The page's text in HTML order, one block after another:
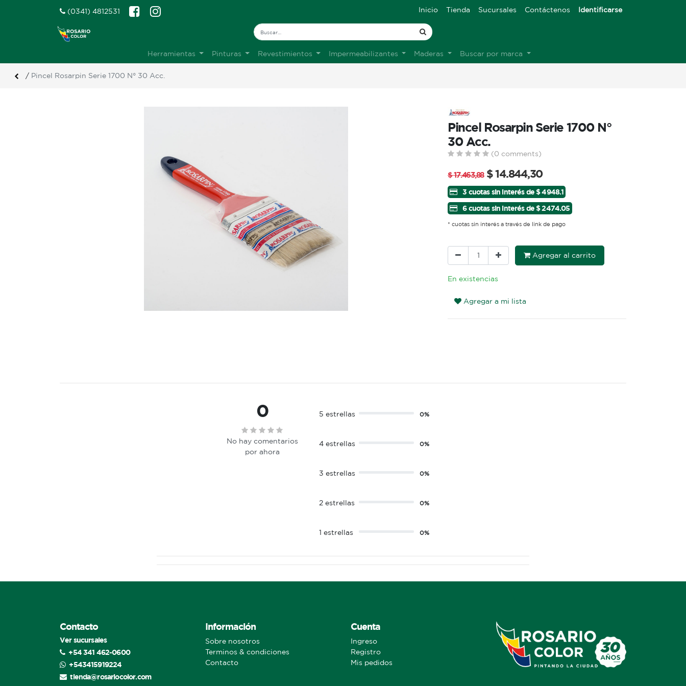
(0341) 4812531 Inicio Tienda Sucursales Contáctenos Identificarse
Herramientas Pinturas Revestimientos Impermeabilizantes Maderas Buscar por marca
/ Pincel Rosarpin Serie 1700 N° 30 Acc.
Pincel Rosarpin Serie 1700 N°
30 Acc.
(0 comments)
$17.463,88 $14.844,30
3 cuotas sin interés de $ 4948.1
6 cuotas sin interés de $ 2474.05
* cuotas sin interés a través de link de pago
Agregar al carrito
En existencias
Agregar a mi lista
0
No hay comentarios
por ahora
5 estrellas 0%
4 estrellas 0%
3 estrellas 0%
2 estrellas 0%
1 estrellas 0%
Contacto
Ver sucursales
+54 341 462-0600
+543415919224
tienda@rosariocolor.com
Información
Sobre nosotros
Terminos & condiciones
Contacto
Cuenta
Ingreso
Registro
Mis pedidos